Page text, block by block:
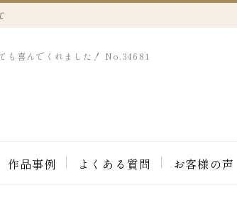
も喜んでくれました！ No.34681
作品事例 よくある質問 お客様の声